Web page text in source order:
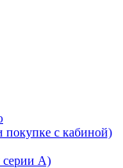
покупке с кабиной)
серии A)